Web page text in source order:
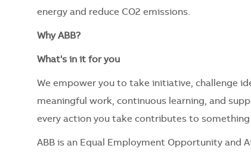
energy and reduce CO2 emissions.
Why ABB?
What's in it for you
We empower you to take initiative, challenge
meaningful work, continuous learning, and
every action you take contributes to something
ABB is an Equal Employment Opportunity and